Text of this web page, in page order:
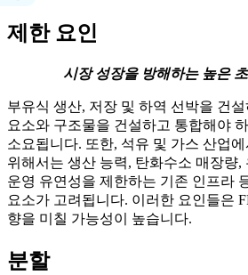
제한 요인
시장 성장을 방해하는 높은
부유식 생산, 저장 및 하역 선박을 건
요소와 구조물을 건설하고 통합해야
소요됩니다. 또한, 석유 및 가스 산업에
위해서는 생산 능력, 탄화수소 매장량,
운영 유연성을 제한하는 기존 인프라
요소가 고려됩니다. 이러한 요인들은
향을 미칠 가능성이 높습니다.
분할